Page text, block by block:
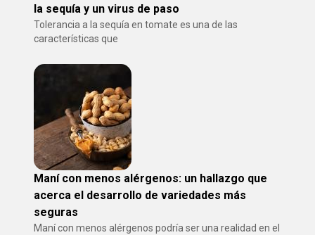
la sequía y un virus de paso
Tolerancia a la sequía en tomate es una de las
características que
Maní con menos alérgenos: un hallazgo que
acerca el desarrollo de variedades más
seguras
Maní con menos alérgenos podría ser una realidad en el